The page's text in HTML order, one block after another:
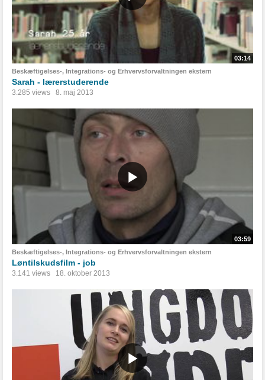
03:14
Beskæftigelses-, Integrations- og Erhvervsforvaltningen ekstern
Sarah - lærerstuderende
3.285 views 8. maj 2013
03:59
Beskæftigelses-, Integrations- og Erhvervsforvaltningen ekstern
Løntilskudsfilm - job
3.141 views 18. oktober 2013